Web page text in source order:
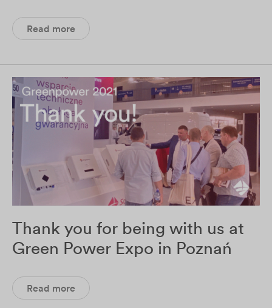
Read more
Thank you for being with us at
Green Power Expo in Poznań
Read more